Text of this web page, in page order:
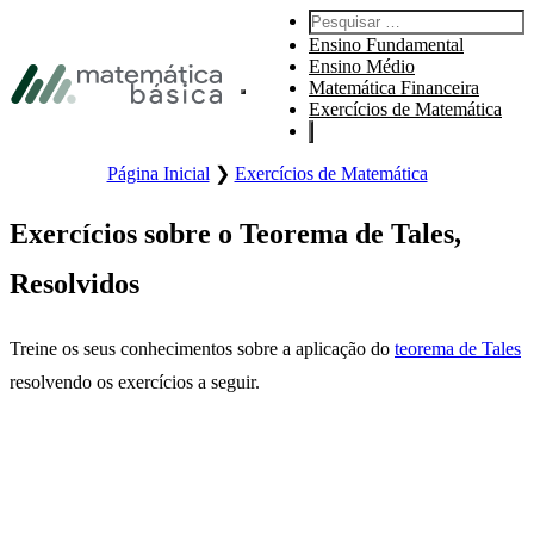
Pular Rodapé
Abre o menu principal do site.
Pesquisar por:
Ensino Fundamental
Ensino Médio
Matemática Financeira
Exercícios de Matemática
Página Inicial ❯ Exercícios de Matemática
Exercícios sobre o Teorema de Tales,
Resolvidos
Treine os seus conhecimentos sobre a aplicação do teorema de Tales
resolvendo os exercícios a seguir.